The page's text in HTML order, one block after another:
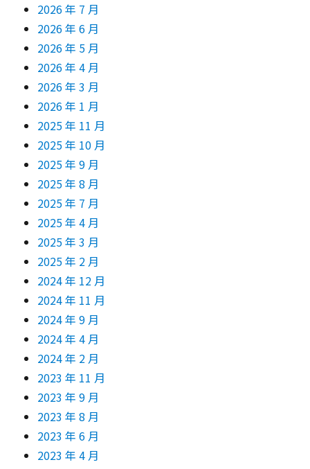
2026 年 7 月
2026 年 6 月
2026 年 5 月
2026 年 4 月
2026 年 3 月
2026 年 1 月
2025 年 11 月
2025 年 10 月
2025 年 9 月
2025 年 8 月
2025 年 7 月
2025 年 4 月
2025 年 3 月
2025 年 2 月
2024 年 12 月
2024 年 11 月
2024 年 9 月
2024 年 4 月
2024 年 2 月
2023 年 11 月
2023 年 9 月
2023 年 8 月
2023 年 6 月
2023 年 4 月